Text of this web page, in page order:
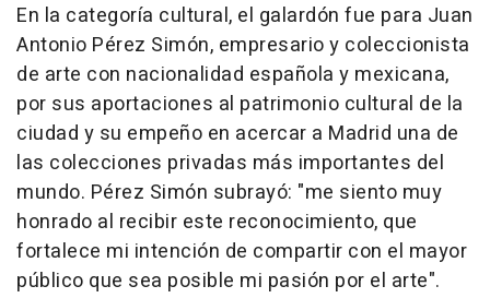
En la categoría cultural, el galardón fue para Juan
Antonio Pérez Simón, empresario y coleccionista
de arte con nacionalidad española y mexicana,
por sus aportaciones al patrimonio cultural de la
ciudad y su empeño en acercar a Madrid una de
las colecciones privadas más importantes del
mundo. Pérez Simón subrayó: "me siento muy
honrado al recibir este reconocimiento, que
fortalece mi intención de compartir con el mayor
público que sea posible mi pasión por el arte".